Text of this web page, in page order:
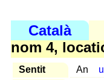
Català
nom 4,
Sentit An